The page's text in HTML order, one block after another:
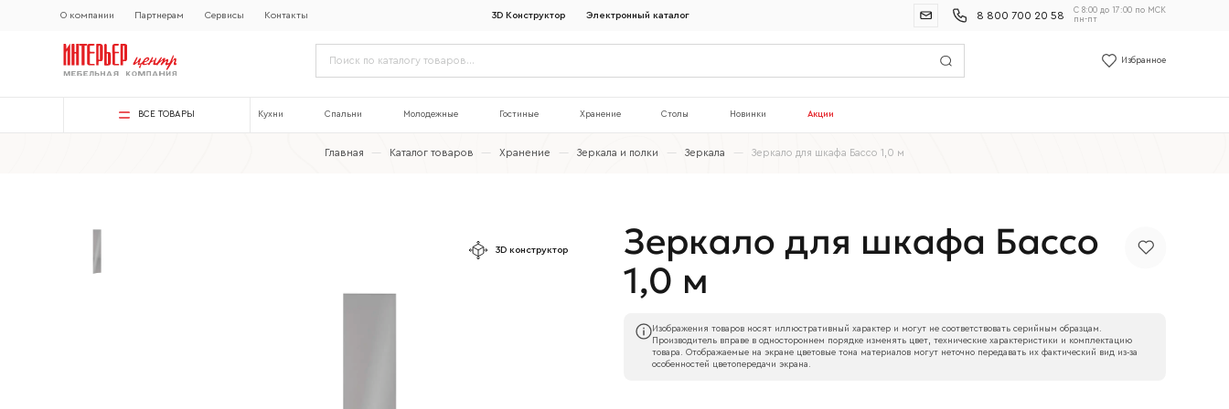
О компании Партнерам Сервисы Контакты 3D Конструктор Электронный каталог 8 800 700 20 58
С 8:00 до 17:00 по МСК
пн-пт
Избранное
ВСЕ ТОВАРЫ Кухни Спальни Молодежные Гостиные Хранение Столы Новинки Акции
Главная — Каталог товаров — Хранение — Зеркала и полки — Зеркала — Зеркало для шкафа Бассо 1,0 м
3D конструктор
Зеркало для шкафа Бассо
1,0 м
Изображения товаров носят иллюстративный характер и могут не соответствовать серийным образцам.
Производитель вправе в одностороннем порядке изменять цвет, технические характеристики и комплектацию
товара. Отображаемые на экране цветовые тона материалов могут неточно передавать их фактический вид из‑за
особенностей цветопередачи экрана.